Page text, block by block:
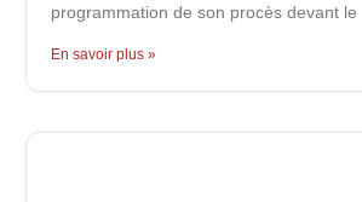
programmation de son procès devant le
En savoir plus »